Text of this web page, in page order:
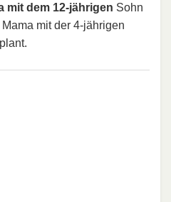
mit dem 12-jährigen Sohn
mit der 4-jährigen